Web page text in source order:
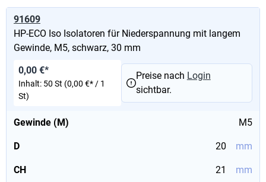
91609
HP-ECO Iso Isolatoren für Niederspannung mit langem
Gewinde, M5, schwarz, 30 mm
Gewinde (M) M5
D 20 mm
CH 21 mm
0,00 €*
Inhalt: 50 St (0,00 €* / 1
St)
Preise nach Login
sichtbar.